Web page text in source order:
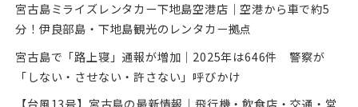
宮古島ミライズレンタカー下地島空港店｜空港から車で約5
分！伊良部島・下地島観光のレンタカー拠点
宮古島で「路上寝」通報が増加｜2025年は646件 警察が
「しない・させない・許さない」呼びかけ